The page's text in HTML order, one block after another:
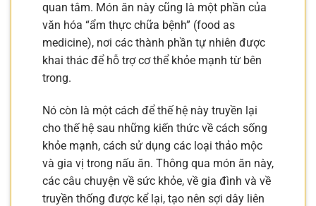
quan tâm. Món ăn này cũng là một phần của
văn hóa “ẩm thực chữa bệnh” (food as
medicine), nơi các thành phần tự nhiên được
khai thác để hỗ trợ cơ thể khỏe mạnh từ bên
trong.
Nó còn là một cách để thế hệ này truyền lại
cho thế hệ sau những kiến thức về cách sống
khỏe mạnh, cách sử dụng các loại thảo mộc
và gia vị trong nấu ăn. Thông qua món ăn này,
các câu chuyện về sức khỏe, về gia đình và về
truyền thống được kể lại, tạo nên sợi dây liên